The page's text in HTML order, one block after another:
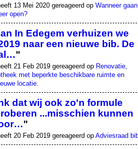
13 Mei 2020 gereageerd op Wanneer
open?
In Edegem verhuizen we
naar een nieuwe bib. De
"
21 Feb 2019 gereageerd op Renovatie,
met beperkte beschikbare ruimte en
locatie.
dat wij ook zo'n formule
...misschien kunnen
"
20 Feb 2019 gereageerd op Adviesraad